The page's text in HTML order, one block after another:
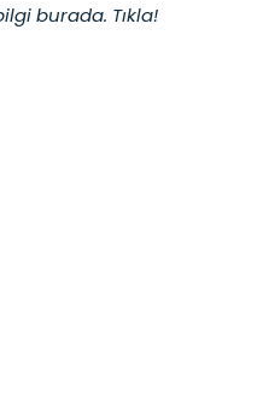
burada. Tıkla!